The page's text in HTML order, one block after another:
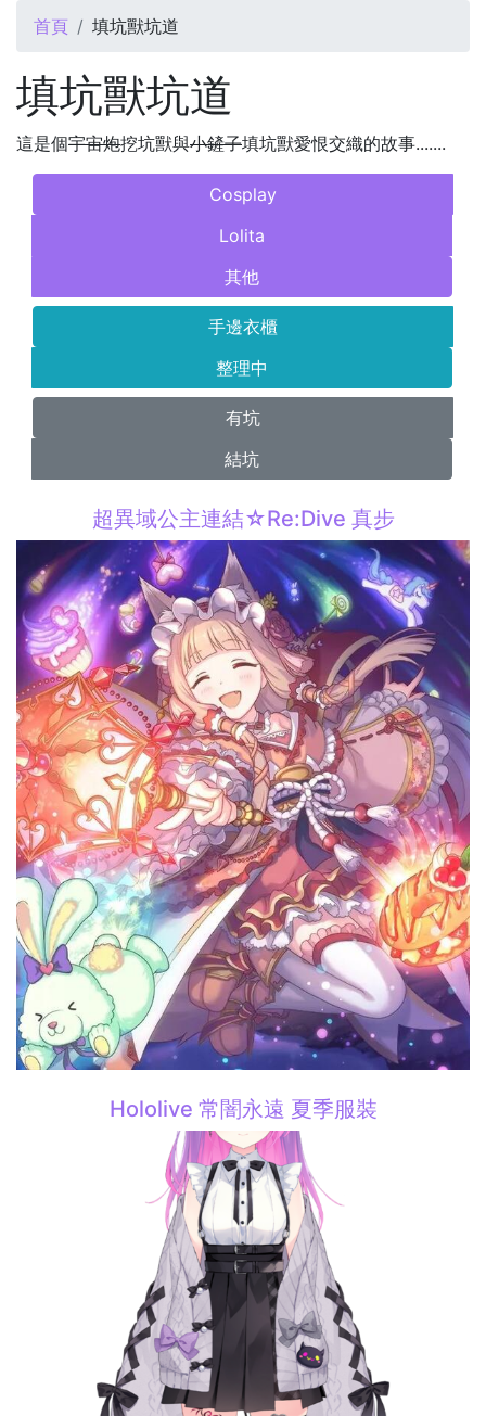
您在這裡
首頁 填坑獸坑道
填坑獸坑道
這是個宇宙炮挖坑獸與小鏟子填坑獸愛恨交織的故事.......
Cosplay
Lolita
其他
手邊衣櫃
整理中
有坑
結坑
超異域公主連結☆Re:Dive 真步
Hololive 常闇永遠 夏季服裝